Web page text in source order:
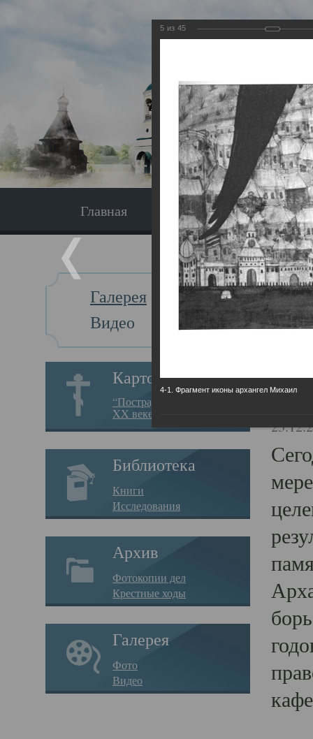
Главная Экскурсия
Галерея
Видео
Картотека
“Пострадавшие за веру в
XX веке на Севере”
Библиотека
Книги
Исследования
Архив
Фотокопии дел
Крестные ходы
Галерея
Фото
Видео
Главная
5 из 45
4-1. Фрагмент иконы архангел Михаил